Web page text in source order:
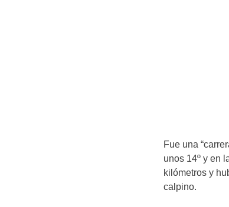
Fue una
unos 14º y en
kilómetros y
calpino.